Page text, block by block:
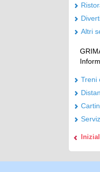
Altri
Treni